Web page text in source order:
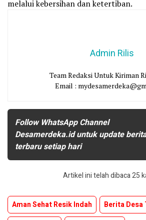
melalui kebersihan dan ketertiban.
Admin Rilis
Team Redaksi Untuk Kiriman
Email :
Follow WhatsApp Channel
Desamerdeka.id untuk update
terbaru setiap hari
Artikel ini telah dibaca 25
Aman Sehat Resik Indah Berita